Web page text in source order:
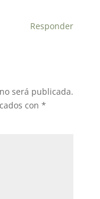
Responder
será publicada.
con *